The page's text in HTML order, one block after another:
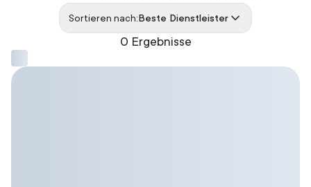
0 Ergebnisse
Sortieren nach:Beste Dienstleister